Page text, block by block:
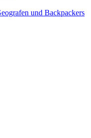
und Backpackers